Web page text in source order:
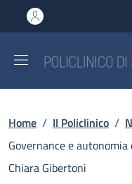
al contenuto principale
to footer content
Briciole di
Home / Il Policlinico /
Governance e
Chiara Gibertoni